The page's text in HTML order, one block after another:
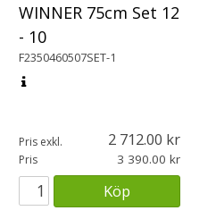
WINNER 75cm Set 12
- 10
F2350460507SET-1
Pris exkl. 2 712.00
Pris 3 390.00
Köp